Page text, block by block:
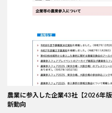
農業に参入した企業43社【2026年
新動向